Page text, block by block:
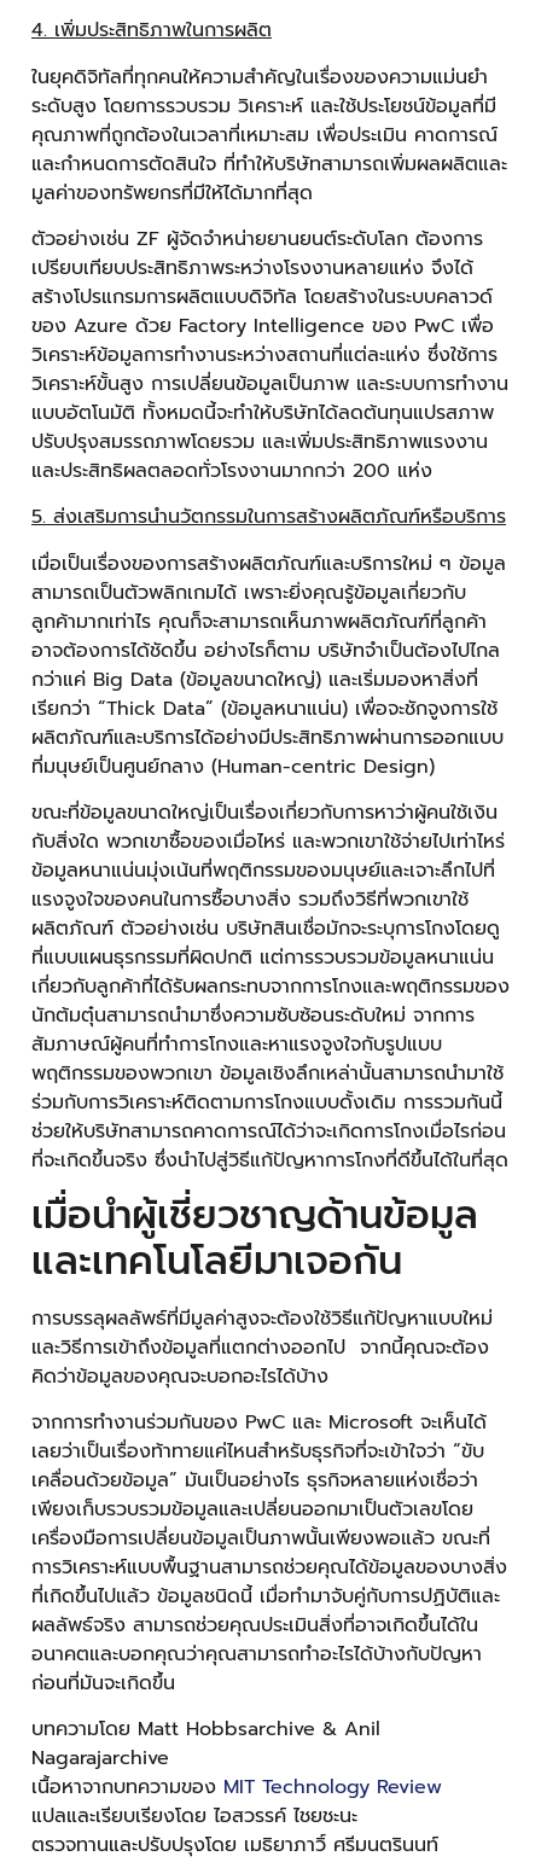
4. เพิ่มประสิทธิภาพในการผลิต
ในยุคดิจิทัลที่ทุกคนให้ความสำคัญในเรื่องของความแม่นยำ
ระดับสูง โดยการรวบรวม วิเคราะห์ และใช้ประโยชน์ข้อมูลที่มี
คุณภาพที่ถูกต้องในเวลาที่เหมาะสม เพื่อประเมิน คาดการณ์
และกำหนดการตัดสินใจ ที่ทำให้บริษัทสามารถเพิ่มผลผลิตและ
มูลค่าของทรัพยกรที่มีให้ได้มากที่สุด
ตัวอย่างเช่น ZF ผู้จัดจำหน่ายยานยนต์ระดับโลก ต้องการ
เปรียบเทียบประสิทธิภาพระหว่างโรงงานหลายแห่ง จึงได้
สร้างโปรแกรมการผลิตแบบดิจิทัล โดยสร้างในระบบคลาวด์
ของ Azure ด้วย Factory Intelligence ของ PwC เพื่อ
วิเคราะห์ข้อมูลการทำงานระหว่างสถานที่แต่ละแห่ง ซึ่งใช้การ
วิเคราะห์ขั้นสูง การเปลี่ยนข้อมูลเป็นภาพ และระบบการทำงาน
แบบอัตโนมัติ ทั้งหมดนี้จะทำให้บริษัทได้ลดต้นทุนแปรสภาพ
ปรับปรุงสมรรถภาพโดยรวม และเพิ่มประสิทธิภาพแรงงาน
และประสิทธิผลตลอดทั่วโรงงานมากกว่า 200 แห่ง
5. ส่งเสริมการนำนวัตกรรมในการสร้างผลิตภัณฑ์หรือบริการ
เมื่อเป็นเรื่องของการสร้างผลิตภัณฑ์และบริการใหม่ ๆ ข้อมูล
สามารถเป็นตัวพลิกเกมได้ เพราะยิ่งคุณรู้ข้อมูลเกี่ยวกับ
ลูกค้ามากเท่าไร คุณก็จะสามารถเห็นภาพผลิตภัณฑ์ที่ลูกค้า
อาจต้องการได้ชัดขึ้น อย่างไรก็ตาม บริษัทจำเป็นต้องไปไกล
กว่าแค่ Big Data (ข้อมูลขนาดใหญ่) และเริ่มมองหาสิ่งที่
เรียกว่า “Thick Data” (ข้อมูลหนาแน่น) เพื่อจะชักจูงการใช้
ผลิตภัณฑ์และบริการได้อย่างมีประสิทธิภาพผ่านการออกแบบ
ที่มนุษย์เป็นศูนย์กลาง (Human-centric Design)
ขณะที่ข้อมูลขนาดใหญ่เป็นเรื่องเกี่ยวกับการหาว่าผู้คนใช้เงิน
กับสิ่งใด พวกเขาซื้อของเมื่อไหร่ และพวกเขาใช้จ่ายไปเท่าไหร่
ข้อมูลหนาแน่นมุ่งเน้นที่พฤติกรรมของมนุษย์และเจาะลึกไปที่
แรงจูงใจของคนในการซื้อบางสิ่ง รวมถึงวิธีที่พวกเขาใช้
ผลิตภัณฑ์ ตัวอย่างเช่น บริษัทสินเชื่อมักจะระบุการโกงโดยดู
ที่แบบแผนธุรกรรมที่ผิดปกติ แต่การรวบรวมข้อมูลหนาแน่น
เกี่ยวกับลูกค้าที่ได้รับผลกระทบจากการโกงและพฤติกรรมของ
นักต้มตุ๋นสามารถนำมาซึ่งความซับซ้อนระดับใหม่ จากการ
สัมภาษณ์ผู้คนที่ทำการโกงและหาแรงจูงใจกับรูปแบบ
พฤติกรรมของพวกเขา ข้อมูลเชิงลึกเหล่านั้นสามารถนำมาใช้
ร่วมกับการวิเคราะห์ติดตามการโกงแบบดั้งเดิม การรวมกันนี้
ช่วยให้บริษัทสามารถคาดการณ์ได้ว่าจะเกิดการโกงเมื่อไรก่อน
ที่จะเกิดขึ้นจริง ซึ่งนำไปสู่วิธีแก้ปัญหาการโกงที่ดีขึ้นได้ในที่สุด
เมื่อนำผู้เชี่ยวชาญด้านข้อมูล
และเทคโนโลยีมาเจอกัน
การบรรลุผลลัพธ์ที่มีมูลค่าสูงจะต้องใช้วิธีแก้ปัญหาแบบใหม่
และวิธีการเข้าถึงข้อมูลที่แตกต่างออกไป จากนี้คุณจะต้อง
คิดว่าข้อมูลของคุณจะบอกอะไรได้บ้าง
จากการทำงานร่วมกันของ PwC และ Microsoft จะเห็นได้
เลยว่าเป็นเรื่องท้าทายแค่ไหนสำหรับธุรกิจที่จะเข้าใจว่า “ขับ
เคลื่อนด้วยข้อมูล” มันเป็นอย่างไร ธุรกิจหลายแห่งเชื่อว่า
เพียงเก็บรวบรวมข้อมูลและเปลี่ยนออกมาเป็นตัวเลขโดย
เครื่องมือการเปลี่ยนข้อมูลเป็นภาพนั้นเพียงพอแล้ว ขณะที่
การวิเคราะห์แบบพื้นฐานสามารถช่วยคุณได้ข้อมูลของบางสิ่ง
ที่เกิดขึ้นไปแล้ว ข้อมูลชนิดนี้ เมื่อทำมาจับคู่กับการปฏิบัติและ
ผลลัพธ์จริง สามารถช่วยคุณประเมินสิ่งที่อาจเกิดขึ้นได้ใน
อนาคตและบอกคุณว่าคุณสามารถทำอะไรได้บ้างกับปัญหา
ก่อนที่มันจะเกิดขึ้น
บทความโดย Matt Hobbsarchive & Anil
Nagarajarchive
เนื้อหาจากบทความของ MIT Technology Review
แปลและเรียบเรียงโดย ไอสวรรค์ ไชยชะนะ
ตรวจทานและปรับปรุงโดย เมธิยาภาวิ์ ศรีมนตรินนท์